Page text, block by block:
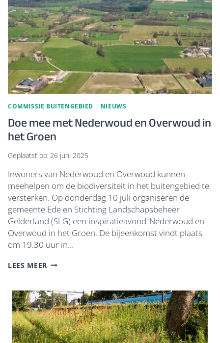
COMMISSIE BUITENGEBIED | NIEUWS
Doe mee met Nederwoud en Overwoud in
het Groen
Geplaatst op: 26 juni 2025
Inwoners van Nederwoud en Overwoud kunnen
meehelpen om de biodiversiteit in het buitengebied te
versterken. Op donderdag 10 juli organiseren de
gemeente Ede en Stichting Landschapsbeheer
Gelderland (SLG) een inspiratieavond ‘Nederwoud en
Overwoud in het Groen. De bijeenkomst vindt plaats
om 19.30 uur in…
LEES MEER DOE
NEDERWOUD
EN
OVERWOUD
IN
HET
GROEN